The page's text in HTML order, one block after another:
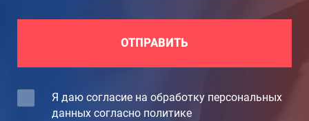
ОТПРАВИТЬ
Я даю согласие на обработку персональных
данных согласно политике